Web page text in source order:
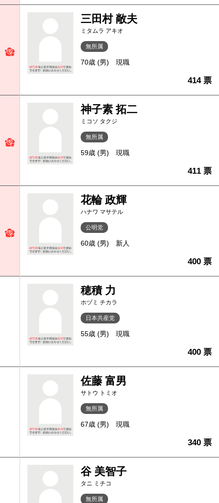
三田村 敞夫
ミタムラ アキオ
無所属
70歳 (男) 現職
414 票
神子素 拓二
ミコソ タクジ
無所属
59歳 (男) 現職
411 票
花輪 政輝
ハナワ マサテル
公明党
60歳 (男) 新人
400 票
穂積 力
ホヅミ チカラ
日本共産党
55歳 (男) 現職
400 票
佐藤 富男
サトウ トミオ
無所属
67歳 (男) 現職
340 票
谷 美智子
タニ ミチコ
無所属